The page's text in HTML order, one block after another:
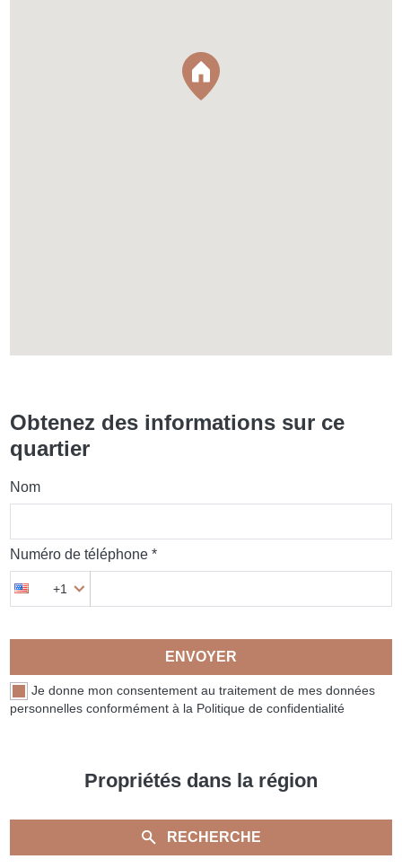
Obtenez des informations sur ce
quartier
Nom
Numéro de téléphone *
+1
ENVOYER
Je donne mon consentement au traitement de mes données
personnelles conformément à la Politique de confidentialité
Propriétés dans la région
RECHERCHE